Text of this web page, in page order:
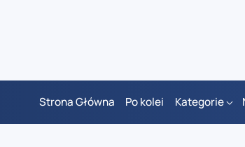
Strona Główna Po kolei Kategorie